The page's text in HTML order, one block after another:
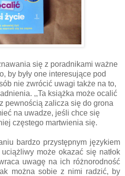
się z poradnikami ważne
by były one interesujące pod
nie zwrócić uwagi także na to,
,,Ta książka może ocalić
z pewnością zalicza się do grona
na uwadze, jeśli chce się
częstego martwienia się.
bardzo przystępnym językiem
może okazać się natłok
uwagę na ich różnorodność
można sobie z nimi radzić, by